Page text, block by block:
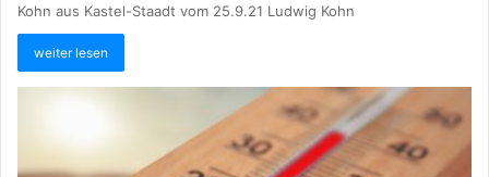
Kohn aus Kastel-Staadt vom 25.9.21 Ludwig Kohn
weiter lesen